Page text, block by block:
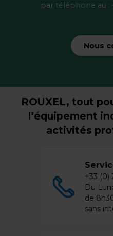
par téléphone au :
Nous
ROUXEL, tout
l’équipement
activités
+33 (0)
Du
de
sans